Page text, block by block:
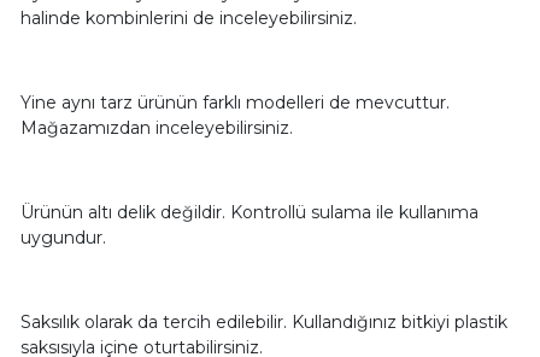
halinde kombinlerini de inceleyebilirsiniz.
Yine aynı tarz ürünün farklı modelleri de mevcuttur.
Mağazamızdan inceleyebilirsiniz.
Ürünün altı delik değildir. Kontrollü sulama ile kullanıma
uygundur.
Saksılık olarak da tercih edilebilir. Kullandığınız bitkiyi plastik
saksısıyla içine oturtabilirsiniz.